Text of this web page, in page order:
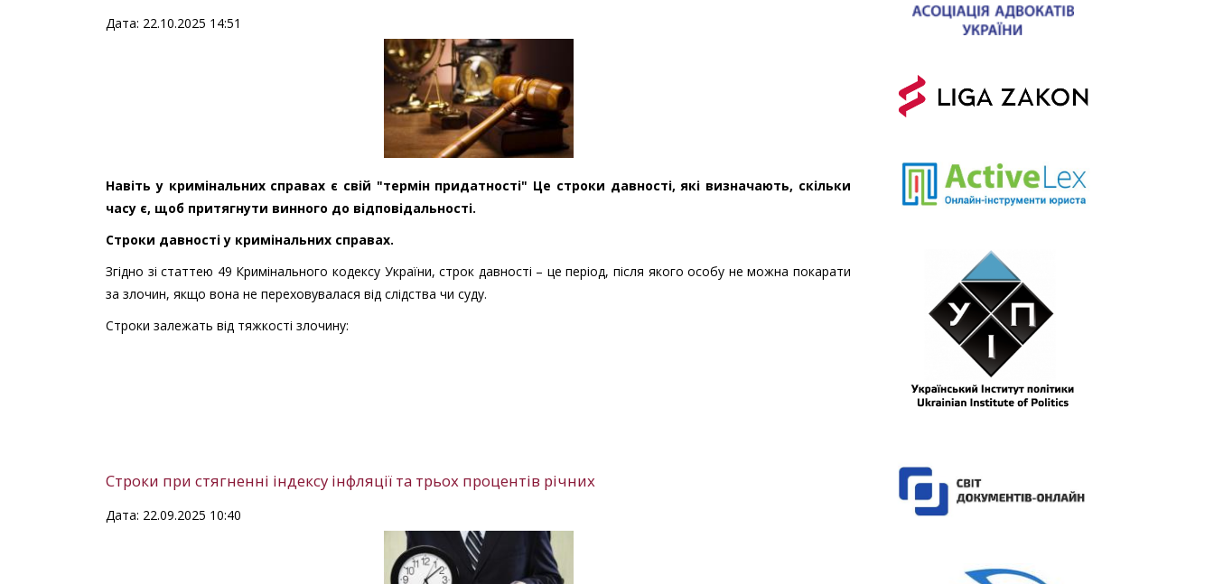
Дата: 22.10.2025 14:51
Навіть у кримінальних справах є свій "термін придатності" Це строки давності, які визначають, скільки
часу є, щоб притягнути винного до відповідальності.
Строки давності у кримінальних справах.
Згідно зі статтею 49 Кримінального кодексу України, строк давності – це період, після якого особу не можна покарати
за злочин, якщо вона не переховувалася від слідства чи суду.
Строки залежать від тяжкості злочину:
Строки при стягненні індексу інфляції та трьох процентів річних
Дата: 22.09.2025 10:40